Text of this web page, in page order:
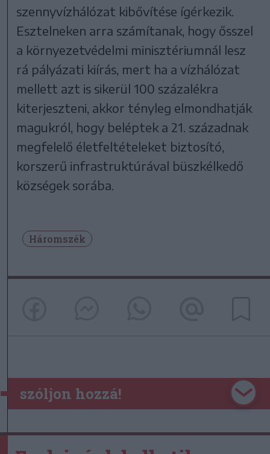
szennyvízhálózat kibővítése ígérkezik.
Esztelneken arra számítanak, hogy ősszel
a környezetvédelmi minisztériumnál lesz
rá pályázati kiírás, mert ha a vízhálózat
mellett azt is sikerül 100 százalékra
kiterjeszteni, akkor tényleg elmondhatják
magukról, hogy beléptek a 21. századnak
megfelelő életfeltételeket biztosító,
korszerű infrastruktúrával büszkélkedő
községek sorába.
Háromszék
szóljon hozzá!